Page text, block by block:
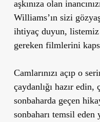
aşkınıza olan
Williams’ın sizi
ihtiyaç duyun, listemiz
gereken filmlerini
Camlarınızı açıp o
çaydanlığı hazır edin,
sonbaharda geçen
sonbaharı temsil